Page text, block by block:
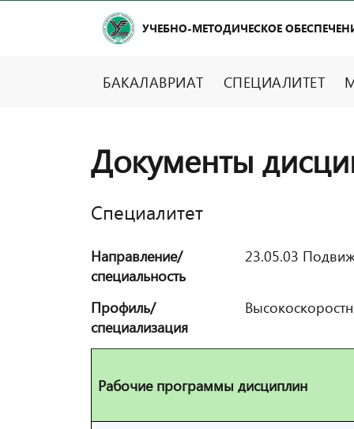
УЧЕБНО-МЕТОДИЧЕСКОЕ
БАКАЛАВРИАТ СПЕЦИАЛИТЕТ
Документы
Специалитет
Направление/
специальность
23.05.03
Профиль/
специализация
Рабочие программы дисциплин